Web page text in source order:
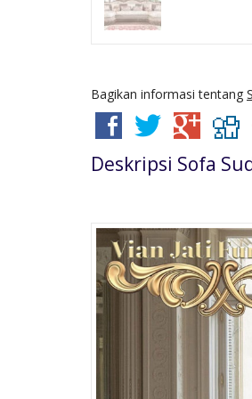
Bagikan informasi tentang
Deskripsi Sofa